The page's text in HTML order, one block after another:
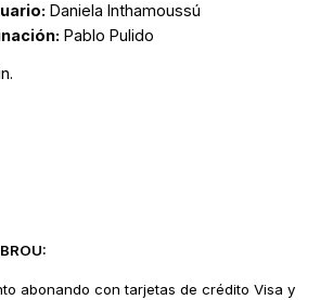
Daniela Inthamoussú
Pablo Pulido
abonando con tarjetas de crédito Visa y